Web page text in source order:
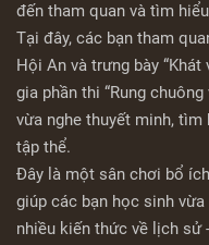
đến tham quan và tìm
Tại đây, các bạn tham
Hội An và trưng bày
gia phần thi “Rung
vừa nghe thuyết minh,
tập thể.
Đây là một sân chơi bổ
giúp các bạn học sinh
nhiều kiến thức về lịch sử